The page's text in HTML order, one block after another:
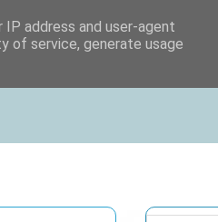
address and user-agent
of service, generate usage